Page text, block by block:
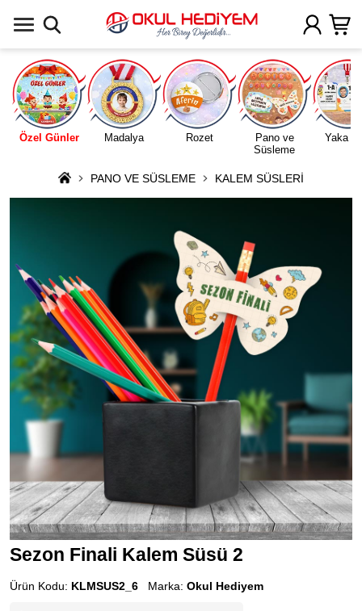
Özel Günler Madalya Rozet
Pano ve
Süsleme
Yaka
PANO VE SÜSLEME KALEM SÜSLERİ
Sezon Finali Kalem Süsü 2
Ürün Kodu: KLMSUS2_6 Marka: Okul Hediyem
Uygulamada Aç